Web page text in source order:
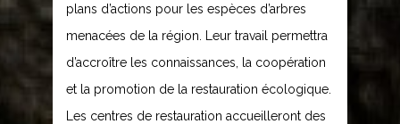
plans d’actions pour les espèces d’arbres
menacées de la région. Leur travail permettra
d’accroître les connaissances, la coopération
et la promotion de la restauration écologique.
Les centres de restauration accueilleront des